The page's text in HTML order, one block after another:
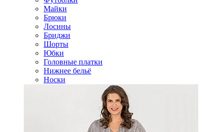
Майки
Брюки
Лосины
Бриджи
Шорты
Юбки
Головные платки
Нижнее бельё
Носки